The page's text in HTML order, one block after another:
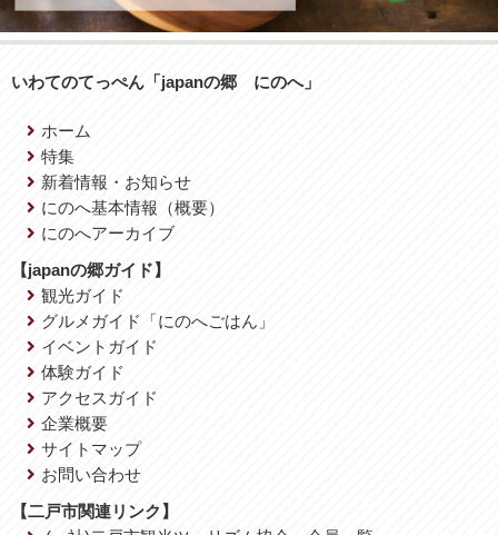
いわてのてっぺん「japanの郷 にのへ」
ホーム
特集
新着情報・お知らせ
にのへ基本情報（概要）
にのへアーカイブ
【japanの郷ガイド】
観光ガイド
グルメガイド「にのへごはん」
イベントガイド
体験ガイド
アクセスガイド
企業概要
サイトマップ
お問い合わせ
【二戸市関連リンク】